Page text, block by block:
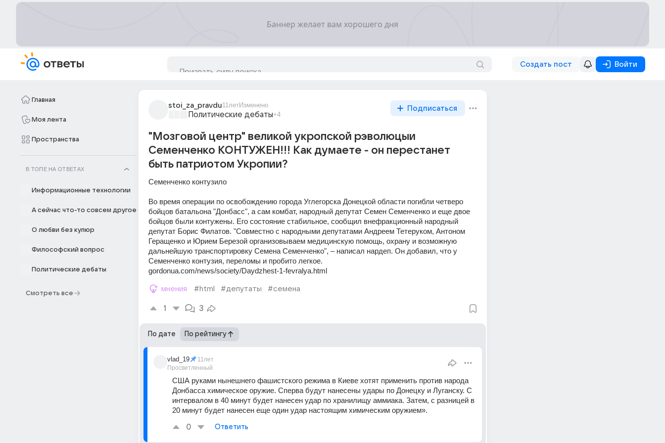
Создать пост Войти
Главная
Моя лента
Пространства
В ТОПЕ НА ОТВЕТАХ
Информационные технологии
А сейчас что-то совсем другое
О любви без купюр
Философский вопрос
Политические дебаты
Смотреть все
stoi_za_pravdu11летИзменено
Политические дебаты+4
Подписаться
"Мозговой центр" великой укропской рэволюцыи
Семенченко КОНТУЖЕН!!! Как думаете - он перестанет
быть патриотом Укропии?
Семенченко контузило
Во время операции по освобождению города Углегорска Донецкой области погибли четверо
бойцов батальона "Донбасс", а сам комбат, народный депутат Семен Семенченко и еще двое
бойцов были контужены. Его состояние стабильное, сообщил внефракционный народный
депутат Борис Филатов. "Совместно с народными депутатами Андреем Тетеруком, Антоном
Геращенко и Юрием Березой организовываем медицинскую помощь, охрану и возможную
дальнейшую транспортировку Семена Семенченко", – написал нардеп. Он добавил, что у
Семенченко контузия, переломы и пробито легкое.
gordonua.com/news/society/Daydzhest-1-fevralya.html
мнения #html #депутаты #семена
1 3
По дате По рейтингу
vlad_19
Просветленный
11лет
США руками нынешнего фашистского режима в Киеве хотят применить против народа
Донбасса химическое оружие. Сперва будут нанесены удары по Донецку и Луганску. С
интервалом в 40 минут будет нанесен удар по хранилищу аммиака. Затем, с разницей в
20 минут будет нанесен еще один удар настоящим химическим оружием».
0 Ответить